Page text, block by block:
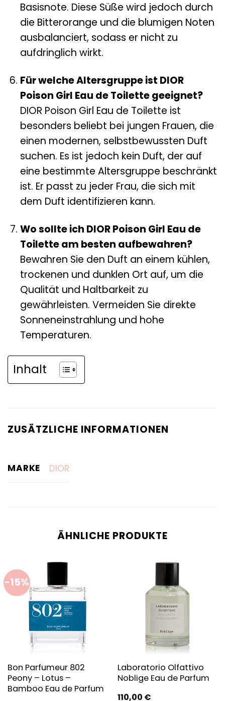
Basisnote. Diese Süße wird jedoch durch
die Bitterorange und die blumigen Noten
ausbalanciert, sodass er nicht zu
aufdringlich wirkt.
Für welche Altersgruppe ist DIOR
Poison Girl Eau de Toilette geeignet?
DIOR Poison Girl Eau de Toilette ist
besonders beliebt bei jungen Frauen, die
einen modernen, selbstbewussten Duft
suchen. Es ist jedoch kein Duft, der auf
eine bestimmte Altersgruppe beschränkt
ist. Er passt zu jeder Frau, die sich mit
dem Duft identifizieren kann.
Wo sollte ich DIOR Poison Girl Eau de
Toilette am besten aufbewahren?
Bewahren Sie den Duft an einem kühlen,
trockenen und dunklen Ort auf, um die
Qualität und Haltbarkeit zu
gewährleisten. Vermeiden Sie direkte
Sonneneinstrahlung und hohe
Temperaturen.
Inhalt
ZUSÄTZLICHE INFORMATIONEN
MARKE DIOR
ÄHNLICHE PRODUKTE
-15%
Bon Parfumeur 802
Peony – Lotus –
Bamboo Eau de Parfum
Laboratorio Olfattivo
Noblige Eau de Parfum
110,00 €